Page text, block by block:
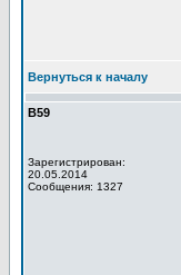
Вернуться к началу
В59
Зарегистрирован:
20.05.2014
Сообщения: 1327